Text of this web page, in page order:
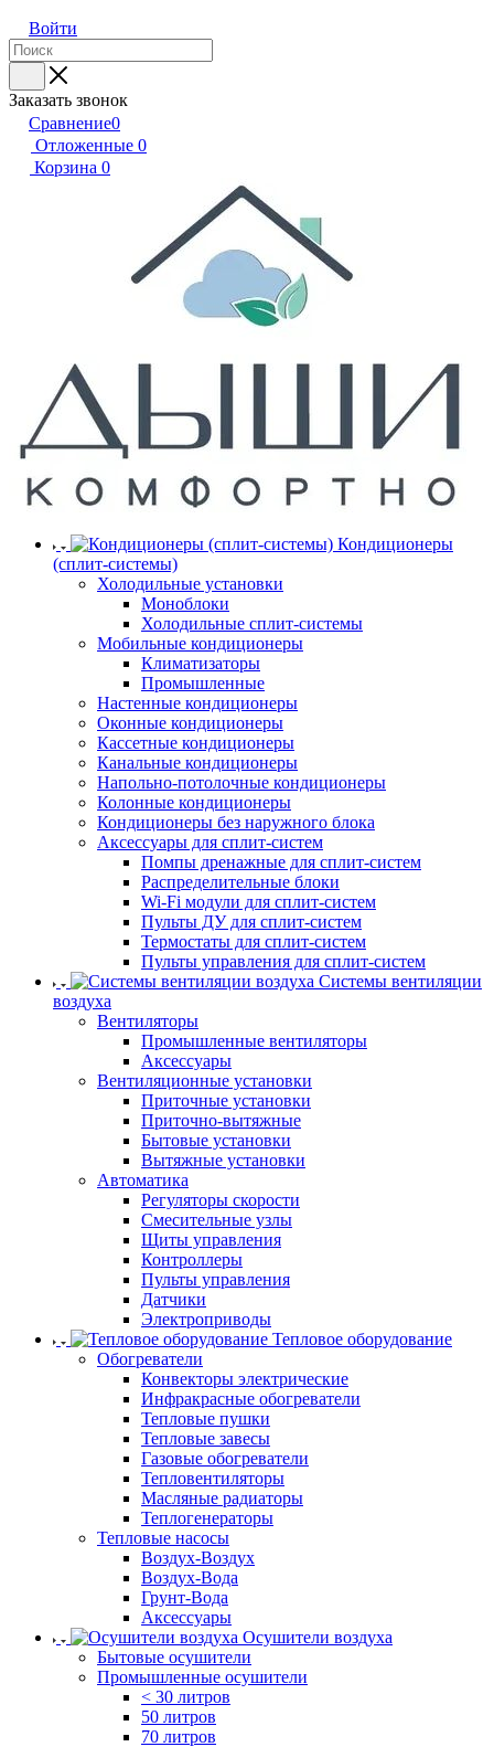
Войти
Заказать звонок
Сравнение0
Отложенные 0
Корзина 0
Кондиционеры
(сплит-системы)
Холодильные установки
Моноблоки
Холодильные сплит-системы
Мобильные кондиционеры
Климатизаторы
Промышленные
Настенные кондиционеры
Оконные кондиционеры
Кассетные кондиционеры
Канальные кондиционеры
Напольно-потолочные кондиционеры
Колонные кондиционеры
Кондиционеры без наружного блока
Аксессуары для сплит-систем
Помпы дренажные для сплит-систем
Распределительные блоки
Wi-Fi модули для сплит-систем
Пульты ДУ для сплит-систем
Термостаты для сплит-систем
Пульты управления для сплит-систем
Системы вентиляции
воздуха
Вентиляторы
Промышленные вентиляторы
Аксессуары
Вентиляционные установки
Приточные установки
Приточно-вытяжные
Бытовые установки
Вытяжные установки
Автоматика
Регуляторы скорости
Смесительные узлы
Щиты управления
Контроллеры
Пульты управления
Датчики
Электроприводы
Тепловое оборудование
Обогреватели
Конвекторы электрические
Инфракрасные обогреватели
Тепловые пушки
Тепловые завесы
Газовые обогреватели
Тепловентиляторы
Масляные радиаторы
Теплогенераторы
Тепловые насосы
Воздух-Воздух
Воздух-Вода
Грунт-Вода
Аксессуары
Осушители воздуха
Бытовые осушители
Промышленные осушители
< 30 литров
50 литров
70 литров